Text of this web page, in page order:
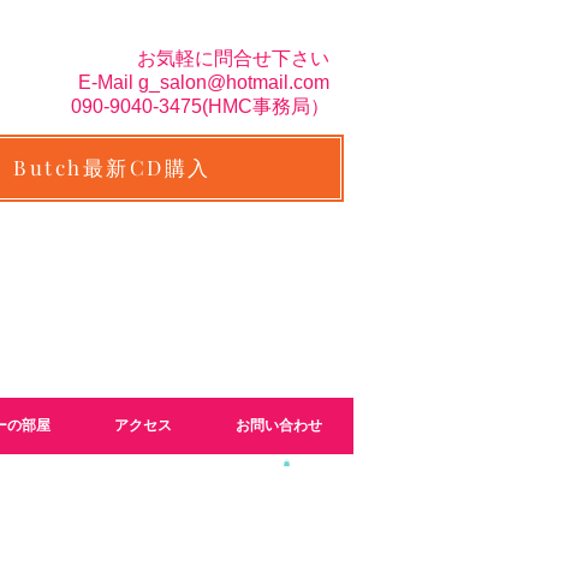
お気軽に問合せ下さい
E-Mail g_salon@hotmail.com
090-9040-3475(H MC事務局）
Butch最新CD購入
の部屋 アクセス お問い合わせ